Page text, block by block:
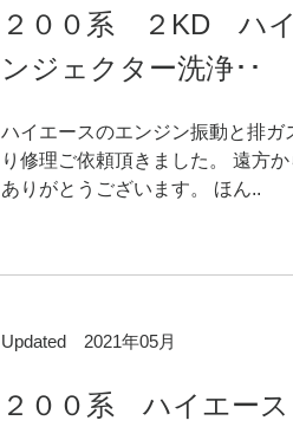
２００系 ２KD ハ
ンジェクター洗浄･･
ハイエースのエンジン振動と排ガ
り修理ご依頼頂きました。 遠方
ありがとうございます。 ほん..
Updated 2021年05月
２００系 ハイエー